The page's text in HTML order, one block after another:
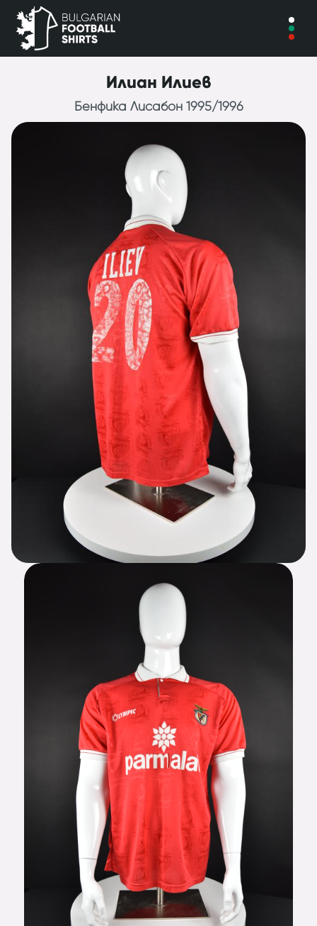
Илиан Илиев
Бенфика Лисабон 1995/1996